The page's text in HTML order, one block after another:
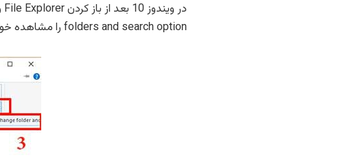
folders and search option را مشاهده خواهید کرد که با کلیک روی آن وارد folder option میشود.